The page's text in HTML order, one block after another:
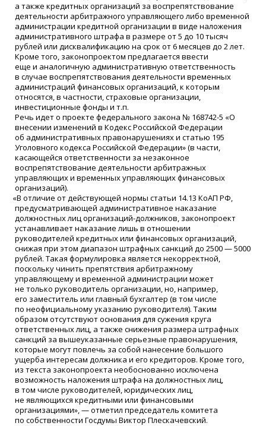
а также кредитных организаций за воспрепятствование
деятельности арбитражного управляющего либо временной
администрации кредитной организации в виде наложения
административного штрафа в размере от 5 до 10 тысяч
рублей или дисквалификацию на срок от 6 месяцев до 2 лет.
Кроме того, законопроектом предлагается ввести
еще и аналогичную административную ответственность
в случае воспрепятствования деятельности временных
администраций финансовых организаций, к которым
относятся, в частности, страховые организации,
инвестиционные фонды и т.п.
Речь идет о проекте федерального закона № 168742-5 «О
внесении изменений в Кодекс Российской Федерации
об административных правонарушениях и статью 195
Уголовного кодекса Российской Федерации»(в части,
касающейся ответственности за незаконное
воспрепятствование деятельности арбитражных
управляющих и временных управляющих финансовых
организаций).
«В отличие от действующей нормы статьи 14.13 КоАП РФ,
предусматривающей административное наказание
должностных лиц организаций-должников, законопроект
устанавливает наказание лишь в отношении
руководителей кредитных или финансовых организаций,
снижая при этом диапазон штрафных санкций до 2500 — 5000
рублей. Такая формулировка является некорректной,
поскольку чинить препятствия арбитражному
управляющему и временной администрации может
не только руководитель организации, но, например,
его заместитель или главный бухгалтер (в том числе
по неофициальному указанию руководителя). Таким
образом отсутствуют основания для сужения круга
ответственных лиц, а также снижения размера штрафных
санкций за вышеуказанные серьезные правонарушения,
которые могут повлечь за собой нанесение большого
ущерба интересам должника и его кредиторов. Кроме того,
из текста законопроекта необоснованно исключена
возможность наложения штрафа на должностных лиц,
в том числе руководителей, юридических лиц,
не являющихся кредитными или финансовыми
организациями», — отметил председатель комитета
по собственности Госдумы Виктор Плескачевский.